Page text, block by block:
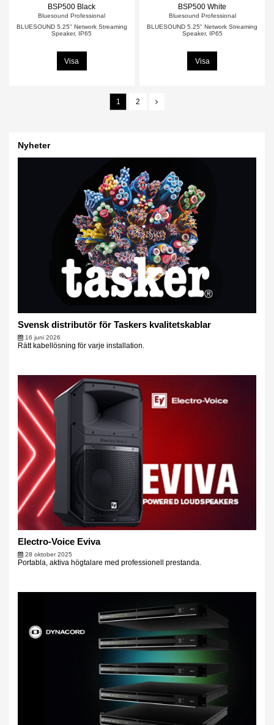
BSP500 Black
Bluesound Professional
BLUESOUND 5.25" Network Streaming
Speaker, IP65
Visa
BSP500 White
Bluesound Professional
BLUESOUND 5.25" Network Streaming
Speaker, IP65
Visa
1 2
Nyheter
Svensk distributör för Taskers kvalitetskablar
16 juni 2026
Rätt kabellösning för varje installation.
Electro-Voice Eviva
28 oktober 2025
Portabla, aktiva högtalare med professionell prestanda.